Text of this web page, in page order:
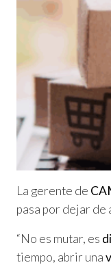
La gerente de
pasa por dejar de
“No es mutar, es
tiempo, abrir una